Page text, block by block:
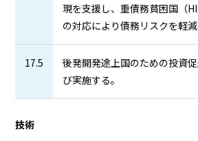
現を支援し、重債務貧困国（
の対応により債務リスクを軽減
17.5
後発開発途上国のための投資
び実施する。
技術